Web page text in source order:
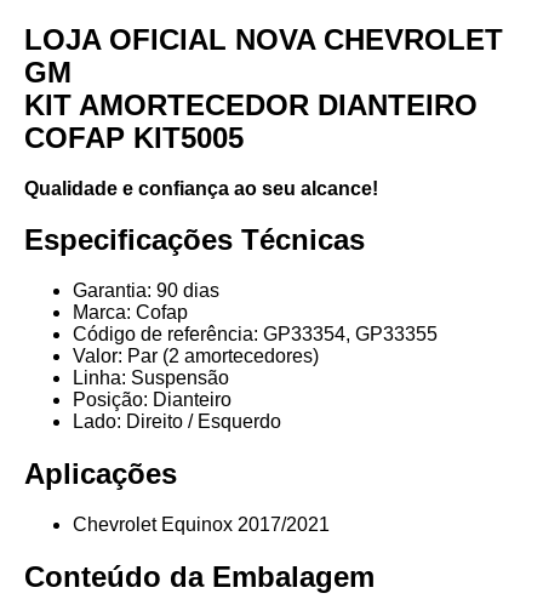
LOJA OFICIAL NOVA CHEVROLET
GM
KIT AMORTECEDOR DIANTEIRO
COFAP KIT5005
Qualidade e confiança ao seu alcance!
Especificações Técnicas
Garantia: 90 dias
Marca: Cofap
Código de referência: GP33354, GP33355
Valor: Par (2 amortecedores)
Linha: Suspensão
Posição: Dianteiro
Lado: Direito / Esquerdo
Aplicações
Chevrolet Equinox 2017/2021
Conteúdo da Embalagem